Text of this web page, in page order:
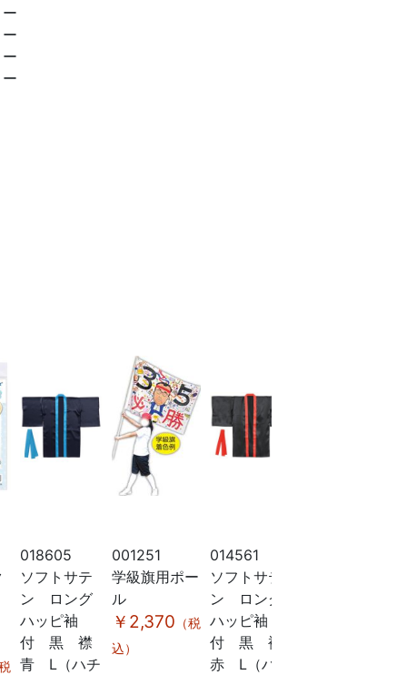
ー
ー
ー
ー
018605
ソフトサテ
ン ロング
ハッピ袖
付 黒 襟
青 L（ハチ
001251
学級旗用ポー
ル
￥2,370 （税
込）
014561
ソフトサテ
ン ロング
ハッピ袖
付 黒 襟
赤 L（ハチ